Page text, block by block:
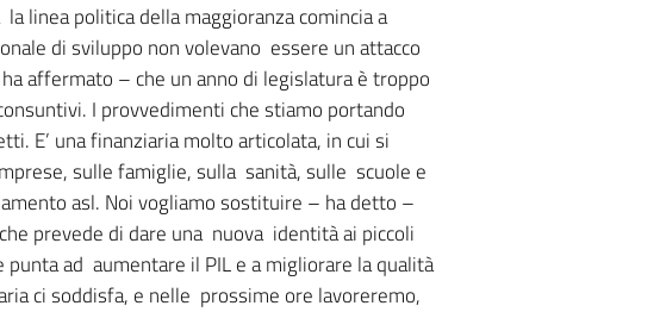
linea politica della maggioranza comincia a
di sviluppo non volevano essere un attacco
affermato – che un anno di legislatura è troppo
I provvedimenti che stiamo portando
E’ una finanziaria molto articolata, in cui si
sulle famiglie, sulla sanità, sulle scuole e
asl. Noi vogliamo sostituire – ha detto –
prevede di dare una nuova identità ai piccoli
ad aumentare il PIL e a migliorare la qualità
ci soddisfa, e nelle prossime ore lavoreremo,